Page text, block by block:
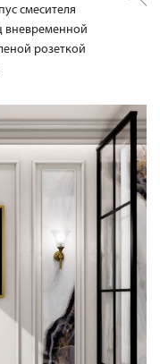
смесителя
вневременной
розеткой